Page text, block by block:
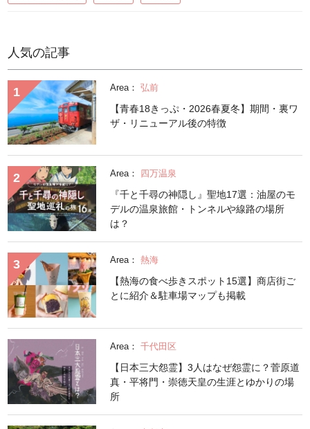
人気の記事
Area： 弘前
【青春18きっぷ・2026春夏冬】期間・裏ワ
ザ・リニューアル後の特徴
Area： 四万温泉
『千と千尋の神隠し』聖地17選：油屋のモ
デルの温泉旅館・トンネルや線路の場所
は？
Area： 熱海
【熱海の食べ歩きスポット15選】商店街ご
とに紹介＆駐車場マップも掲載
Area： 千代田区
【日本三大怨霊】3人はなぜ怨霊に？菅原道
真・平将門・崇徳天皇の生涯とゆかりの場
所